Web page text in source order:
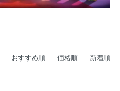
おすすめ順 価格順 新着順